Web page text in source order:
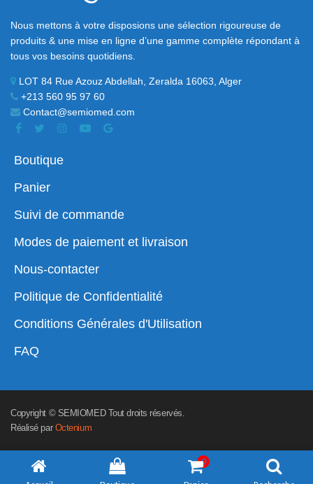
Nous mettons à votre disposions une sélection rigoureuse de
produits & une mise en ligne d’une gamme complète répondant à
tous vos besoins quotidiens.
LOT 84 Rue Azouz Abdellah, Zeralda 16063, Alger
+213 560 95 97 60
Contact@semiomed.com
Boutique
Panier
Suivi de commande
Modes de paiement et livraison
Nous-contacter
Politique de Confidentialité
Conditions Générales d'Utilisation
FAQ
Copyright © SEMIOMED Tout droits réservés.
Réalisé par Octenium
0